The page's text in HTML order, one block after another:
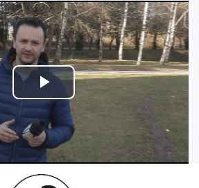
Play
Video